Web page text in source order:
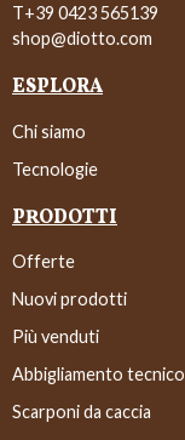
T+39 0423 565139
shop@diotto.com
ESPLORA
Chi siamo
Tecnologie
PRODOTTI
Offerte
Nuovi prodotti
Più venduti
Abbigliamento tecnico
Scarponi da caccia